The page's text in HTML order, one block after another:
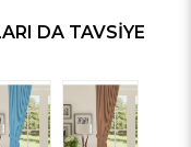
DA TAVSIYE